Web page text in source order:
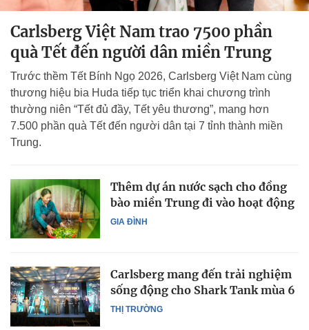
Carlsberg Việt Nam trao 7500 phần
quà Tết đến người dân miền Trung
Trước thềm Tết Bính Ngọ 2026, Carlsberg Việt Nam cùng
thương hiệu bia Huda tiếp tục triển khai chương trình
thường niên “Tết đủ đầy, Tết yêu thương”, mang hơn
7.500 phần quà Tết đến người dân tại 7 tỉnh thành miền
Trung.
GIA ĐÌNH
Thêm dự án nước sạch cho đồng
bào miền Trung đi vào hoạt động
THỊ TRƯỜNG
Carlsberg mang đến trải nghiệm
sống động cho Shark Tank mùa 6